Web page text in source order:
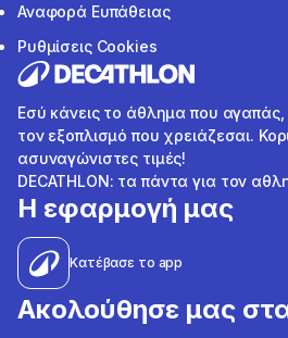
Αναφορά Ευπάθειας
Ρυθμίσεις Cookies
Εσύ κάνεις το άθλημα που
τον εξοπλισμό που χρειάζεσαι.
ασυναγώνιστες τιμές!
DECATHLON: τα πάντα για τον
Η εφαρμογή μας
Κατέβασε το app
Ακολούθησε μας